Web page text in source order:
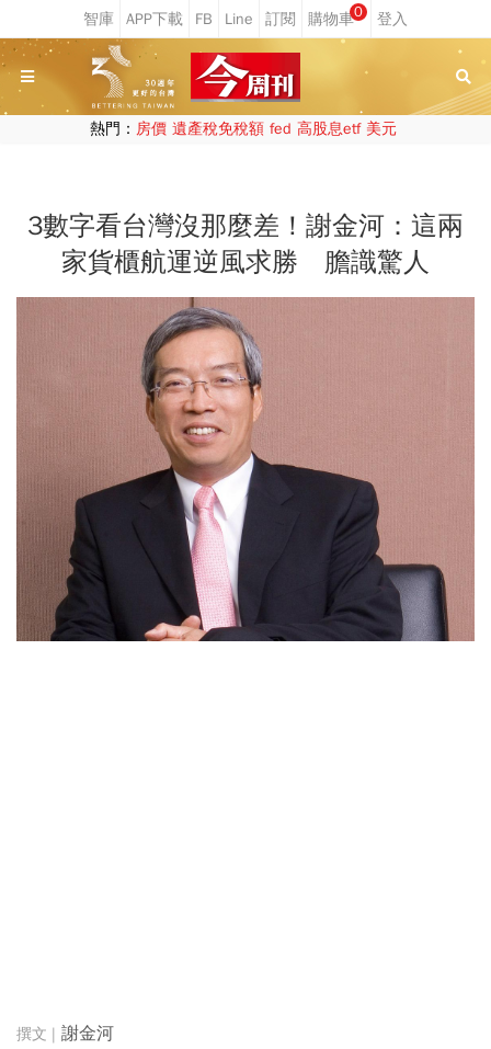
0
熱門： 房價 遺產稅免稅額 fed 高股息etf 美元
3數字看台灣沒那麼差！謝金河：這兩
家貨櫃航運逆風求勝 膽識驚人
謝金河